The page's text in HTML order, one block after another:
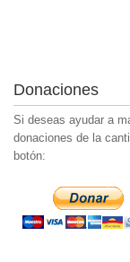
Donaciones
Si deseas ayudar a
donaciones de la
botón: